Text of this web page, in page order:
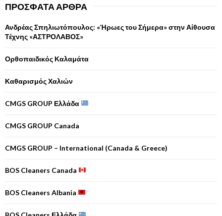
ΠΡΌΣΦΑΤΑ ΆΡΘΡΑ
Ανδρέας Σπηλιωτόπουλος: «Ήρωες του Σήμερα» στην Αίθουσα
Τέχνης «ΑΣΤΡΟΛΑΒΟΣ»
Ορθοπαιδικός Καλαμάτα
Καθαρισμός Χαλιών
CMGS GROUP Ελλάδα
CMGS GROUP Canada
CMGS GROUP – International (Canada & Greece)
BOS Cleaners Canada
BOS Cleaners Albania